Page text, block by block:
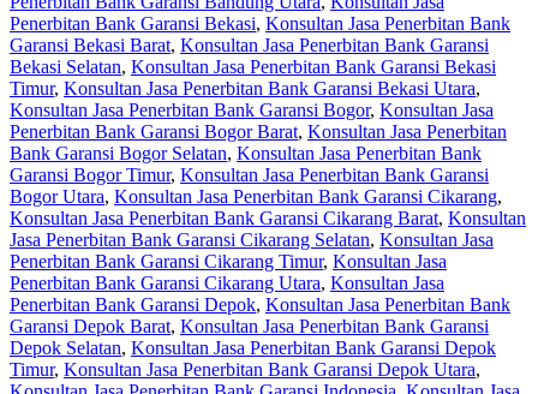
Penerbitan Bank Garansi Bekasi, Konsultan Jasa Penerbitan Bank
Garansi Bekasi Barat, Konsultan Jasa Penerbitan Bank Garansi
Bekasi Selatan, Konsultan Jasa Penerbitan Bank Garansi Bekasi
Timur, Konsultan Jasa Penerbitan Bank Garansi Bekasi Utara,
Konsultan Jasa Penerbitan Bank Garansi Bogor, Konsultan Jasa
Penerbitan Bank Garansi Bogor Barat, Konsultan Jasa Penerbitan
Bank Garansi Bogor Selatan, Konsultan Jasa Penerbitan Bank
Garansi Bogor Timur, Konsultan Jasa Penerbitan Bank Garansi
Bogor Utara, Konsultan Jasa Penerbitan Bank Garansi Cikarang,
Konsultan Jasa Penerbitan Bank Garansi Cikarang Barat, Konsultan
Jasa Penerbitan Bank Garansi Cikarang Selatan, Konsultan Jasa
Penerbitan Bank Garansi Cikarang Timur, Konsultan Jasa
Penerbitan Bank Garansi Cikarang Utara, Konsultan Jasa
Penerbitan Bank Garansi Depok, Konsultan Jasa Penerbitan Bank
Garansi Depok Barat, Konsultan Jasa Penerbitan Bank Garansi
Depok Selatan, Konsultan Jasa Penerbitan Bank Garansi Depok
Timur, Konsultan Jasa Penerbitan Bank Garansi Depok Utara,